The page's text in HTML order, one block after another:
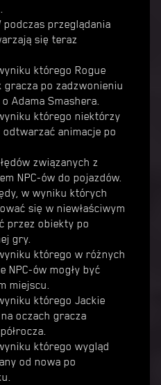
przeglądania
się teraz
którego Rogue
gracza po zadzwonieniu
Adama Smashera.
którego niektórzy
odtwarzać animacje po
związanych z
NPC-ów do pojazdów.
w wyniku których
się w niewłaściwym
przez obiekty po
gry.
którego w różnych
NPC-ów mogły być
miejscu.
którego Jackie
oczach gracza
którego wygląd
od nowa po